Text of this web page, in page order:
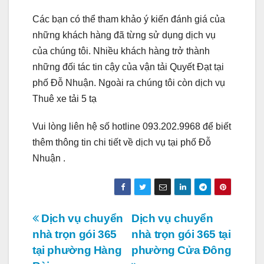
Các bạn có thể tham khảo ý kiến đánh giá của
những khách hàng đã từng sử dụng dịch vụ
của chúng tôi. Nhiều khách hàng trở thành
những đối tác tin cậy của vận tải Quyết Đạt tại
phố Đỗ Nhuận. Ngoài ra chúng tôi còn dịch vụ
Thuê xe tải 5 tạ
Vui lòng liên hệ số hotline 093.202.9968 để biết
thêm thông tin chi tiết về dịch vụ tại phố Đỗ
Nhuận .
Điều
hướng
Dịch vụ chuyển
nhà trọn gói 365 tại
phường Cửa Đông
Dịch vụ chuyển
nhà trọn gói 365
tại phường Hàng